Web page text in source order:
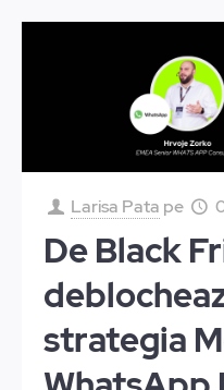
Larisa Pata pe
De Black
strategia